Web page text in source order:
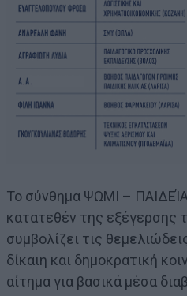
Το σύνθημα ΨΩΜΙ –
κατατεθέν της εξέγερσης
συμβολίζει τις
δίκαιη και δημοκρατική
αίτημα για βασικά μέσα